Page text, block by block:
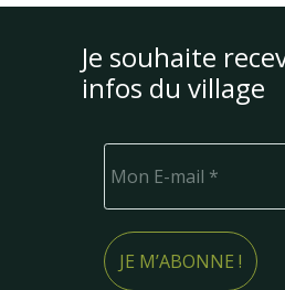
Je souhaite
infos du village